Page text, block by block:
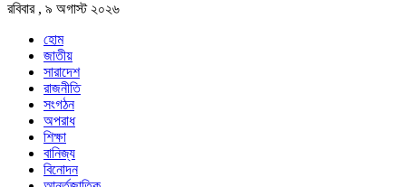
রবিবার , ৯ অগাস্ট ২০২৬
হোম
জাতীয়
সারাদেশ
রাজনীতি
সংগঠন
অপরাধ
শিক্ষা
বানিজ্য
বিনোদন